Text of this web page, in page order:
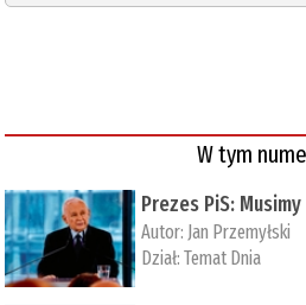
W tym
Prezes PiS:
Autor: Jan Przemyłski
Dział:Temat Dnia